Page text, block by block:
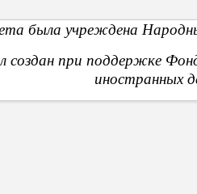
была учреждена
создан при поддержке
иностранных